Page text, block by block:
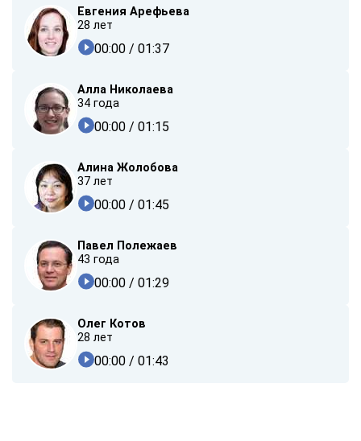
Евгения Арефьева
28 лет
00:00 / 01:37
Алла Николаева
34 года
00:00 / 01:15
Алина Жолобова
37 лет
00:00 / 01:45
Павел Полежаев
43 года
00:00 / 01:29
Олег Котов
28 лет
00:00 / 01:43